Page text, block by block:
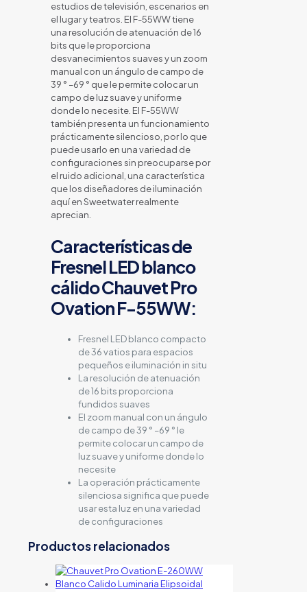
estudios de televisión, escenarios en
el lugar y teatros. El F-55WW tiene
una resolución de atenuación de 16
bits que le proporciona
desvanecimientos suaves y un zoom
manual con un ángulo de campo de
39 ° –69 ° que le permite colocar un
campo de luz suave y uniforme
donde lo necesite. El F-55WW
también presenta un funcionamiento
prácticamente silencioso, por lo que
puede usarlo en una variedad de
configuraciones sin preocuparse por
el ruido adicional, una característica
que los diseñadores de iluminación
aquí en Sweetwater realmente
aprecian.
Características de
Fresnel LED blanco
cálido Chauvet Pro
Ovation F-55WW:
Fresnel LED blanco compacto
de 36 vatios para espacios
pequeños e iluminación in situ
La resolución de atenuación
de 16 bits proporciona
fundidos suaves
El zoom manual con un ángulo
de campo de 39 ° –69 ° le
permite colocar un campo de
luz suave y uniforme donde lo
necesite
La operación prácticamente
silenciosa significa que puede
usar esta luz en una variedad
de configuraciones
Productos relacionados